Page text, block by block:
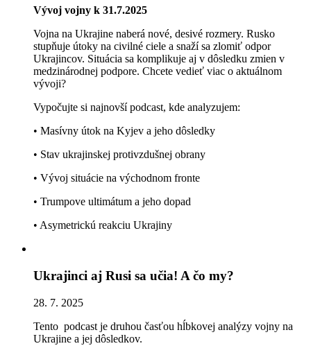
Vývoj vojny k 31.7.2025
Vojna na Ukrajine naberá nové, desivé rozmery. Rusko
stupňuje útoky na civilné ciele a snaží sa zlomiť odpor
Ukrajincov. Situácia sa komplikuje aj v dôsledku zmien v
medzinárodnej podpore. Chcete vedieť viac o aktuálnom
vývoji?
Vypočujte si najnovší podcast, kde analyzujem:
• Masívny útok na Kyjev a jeho dôsledky
• Stav ukrajinskej protivzdušnej obrany
• Vývoj situácie na východnom fronte
• Trumpove ultimátum a jeho dopad
• Asymetrickú reakciu Ukrajiny
Ukrajinci aj Rusi sa učia! A čo my?
28. 7. 2025
Tento podcast je druhou časťou hĺbkovej analýzy vojny na
Ukrajine a jej dôsledkov.